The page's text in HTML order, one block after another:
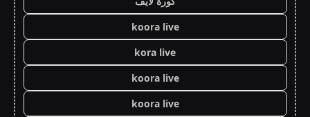
koora live
kora live
koora live
koora live